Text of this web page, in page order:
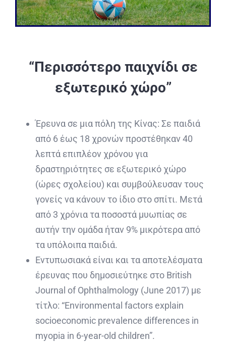
“Περισσότερο παιχνίδι σε
εξωτερικό χώρο”
Έρευνα σε μια πόλη της Κίνας: Σε παιδιά
από 6 έως 18 χρονών προστέθηκαν 40
λεπτά επιπλέον χρόνου για
δραστηριότητες σε εξωτερικό χώρο
(ώρες σχολείου) και συμβούλευσαν τους
γονείς να κάνουν το ίδιο στο σπίτι. Μετά
από 3 χρόνια τα ποσοστά μυωπίας σε
αυτήν την ομάδα ήταν 9% μικρότερα από
τα υπόλοιπα παιδιά.
Εντυπωσιακά είναι και τα αποτελέσματα
έρευνας που δημοσιεύτηκε στο British
Journal of Ophthalmology (June 2017) με
τίτλο: “Environmental factors explain
socioeconomic prevalence differences in
myopia in 6-year-old children”.